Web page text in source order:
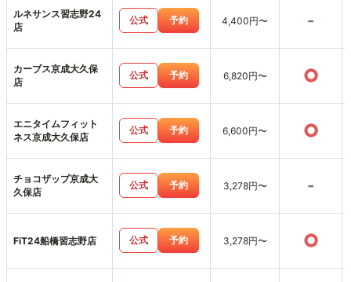
ルネサンス習志野24
店
公式 予約 4,400円〜 -
カーブス京成大久保
店
公式 予約 6,820円〜 ○
エニタイムフィット
ネス京成大久保店
公式 予約 6,600円〜 ○
チョコザップ京成大
久保店
公式 予約 3,278円〜 -
FiT24船橋習志野店 公式 予約 3,278円〜 ○